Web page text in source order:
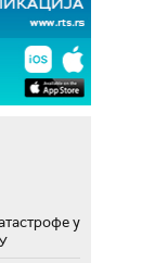
у